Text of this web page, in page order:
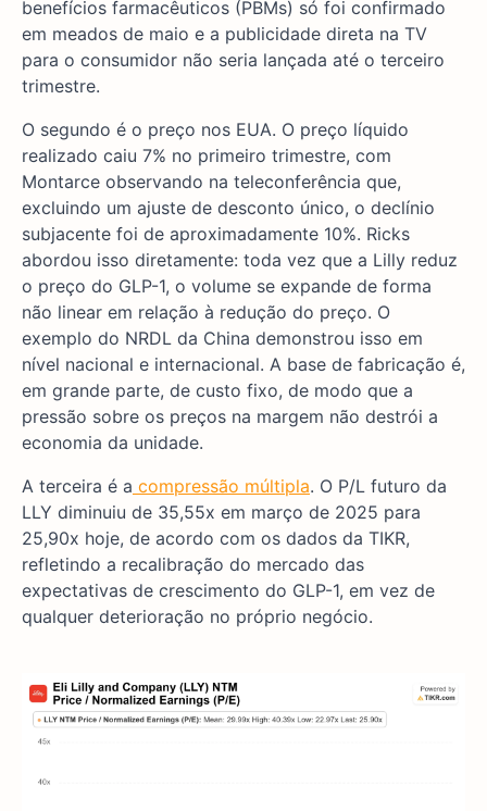
benefícios farmacêuticos (PBMs) só foi confirmado
em meados de maio e a publicidade direta na TV
para o consumidor não seria lançada até o terceiro
trimestre.
O segundo é o preço nos EUA. O preço líquido
realizado caiu 7% no primeiro trimestre, com
Montarce observando na teleconferência que,
excluindo um ajuste de desconto único, o declínio
subjacente foi de aproximadamente 10%. Ricks
abordou isso diretamente: toda vez que a Lilly reduz
o preço do GLP-1, o volume se expande de forma
não linear em relação à redução do preço. O
exemplo do NRDL da China demonstrou isso em
nível nacional e internacional. A base de fabricação é,
em grande parte, de custo fixo, de modo que a
pressão sobre os preços na margem não destrói a
economia da unidade.
A terceira é a compressão múltipla. O P/L futuro da
LLY diminuiu de 35,55x em março de 2025 para
25,90x hoje, de acordo com os dados da TIKR,
refletindo a recalibração do mercado das
expectativas de crescimento do GLP-1, em vez de
qualquer deterioração no próprio negócio.